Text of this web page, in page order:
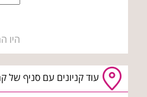
היו
עוד קניונים עם סניף של